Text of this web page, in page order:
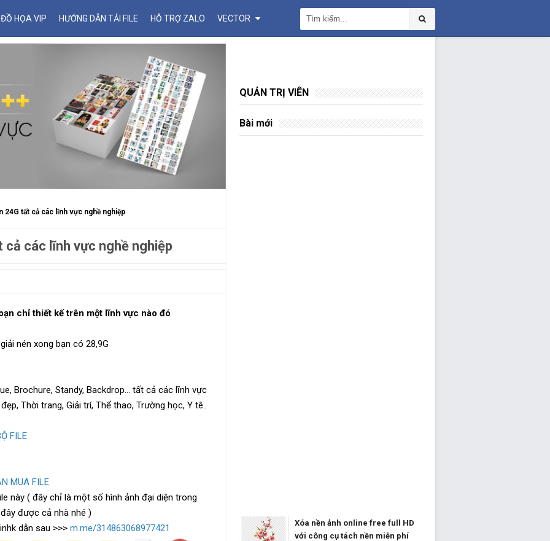
HỌA VIP HƯỚNG DẪN TẢI FILE HỖ TRỢ ZALO VECTOR
24G tất cả các lĩnh vực nghề nghiệp
các lĩnh vực nghề nghiệp
chỉ thiết kế trên một lĩnh vực nào đó
nén xong bạn có 28,9G
Brochure, Standy, Backdrop... tất cả các lĩnh vực
Thời trang, Giải trí, Thể thao, Trường học, Y tê..
FILE
MUA FILE
này ( đây chỉ là một số hình ảnh đại diện trong
được cả nhà nhé )
dẫn sau >>> m.me/314863068977421
QUẢN TRỊ VIÊN
Bài mới
Xóa nền ảnh online free full HD
với công cụ tách nền miễn phí